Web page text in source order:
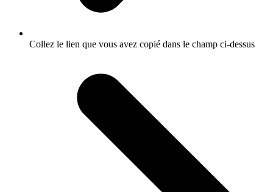
Collez le lien que vous avez copié dans le champ ci-dessus